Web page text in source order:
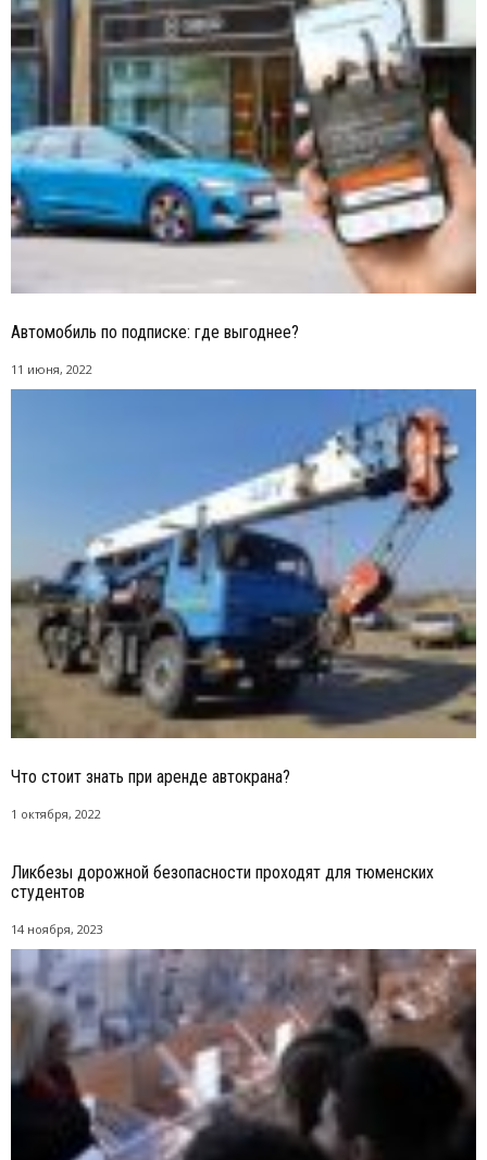
Автомобиль по подписке: где выгоднее?
11 июня, 2022
Что стоит знать при аренде автокрана?
1 октября, 2022
Ликбезы дорожной безопасности проходят для тюменских
студентов
14 ноября, 2023